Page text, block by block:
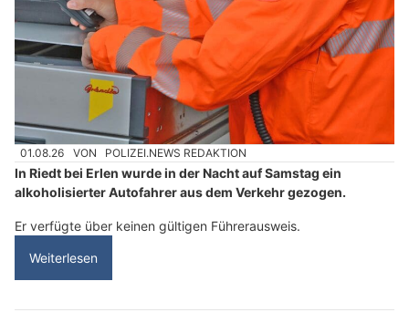
01.08.26 VON POLIZEI.NEWS REDAKTION
In Riedt bei Erlen wurde in der Nacht auf Samstag ein
alkoholisierter Autofahrer aus dem Verkehr gezogen.
Er verfügte über keinen gültigen Führerausweis.
Weiterlesen